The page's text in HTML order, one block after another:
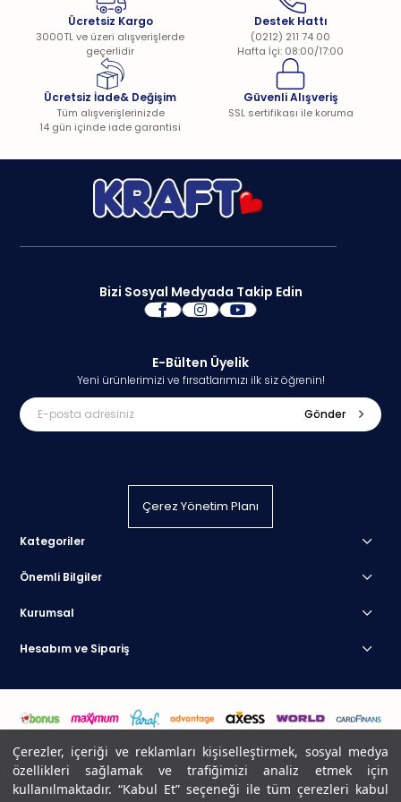
Çerezler, içeriği ve reklamları kişiselleştirmek, sosyal medya
özellikleri sağlamak ve trafiğimizi analiz etmek için
kullanılmaktadır. “Kabul Et” seçeneği ile tüm çerezleri kabul
Ücretsiz Kargo
3000TL ve üzeri alışverişlerde
geçerlidir
Destek Hattı
(0212) 211 74 00
Hafta İçi: 08:00/17:00
Ücretsiz İade& Değişim
Tüm alışverişlerinizde
14 gün içinde iade garantisi
Güvenli Alışveriş
SSL sertifikası ile koruma
Bizi Sosyal Medyada Takip Edin
E-Bülten Üyelik
Yeni ürünlerimizi ve fırsatlarımızı ilk siz öğrenin!
Gönder
Çerez Yönetim Planı
Kategoriler
Önemli Bilgiler
Kurumsal
Hesabım ve Sipariş
© 2025 Atak Dış Ticaret A.Ş Her Hakkı Saklıdır. Kraft Resmi Sitesidir.